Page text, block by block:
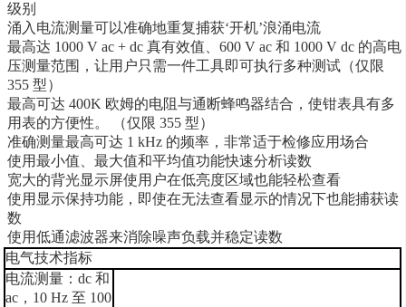
级别
涌入电流测量可以准确地重复捕获‘开机’浪涌电流
最高达 1000 V ac + dc 真有效值、600 V ac 和 1000 V dc 的高电
压测量范围，让用户只需一件工具即可执行多种测试（仅限
355 型）
最高可达 400K 欧姆的电阻与通断蜂鸣器结合，使钳表具有多
用表的方便性。 （仅限 355 型）
准确测量最高可达 1 kHz 的频率，非常适于检修应用场合
使用最小值、最大值和平均值功能快速分析读数
宽大的背光显示屏使用户在低亮度区域也能轻松查看
使用显示保持功能，即使在无法查看显示的情况下也能捕获读
数
使用低通滤波器来消除噪声负载并稳定读数
电气技术指标
电流测量：dc 和
ac，10 Hz 至 100